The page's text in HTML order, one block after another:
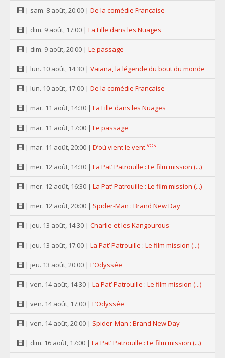
| sam. 8 août, 20:00 | De la comédie Française
| dim. 9 août, 17:00 | La Fille dans les Nuages
| dim. 9 août, 20:00 | Le passage
| lun. 10 août, 14:30 | Vaiana, la légende du bout du monde
| lun. 10 août, 17:00 | De la comédie Française
| mar. 11 août, 14:30 | La Fille dans les Nuages
| mar. 11 août, 17:00 | Le passage
| mar. 11 août, 20:00 | D’où vient le vent VOST
| mer. 12 août, 14:30 | La Pat’ Patrouille : Le film mission (...)
| mer. 12 août, 16:30 | La Pat’ Patrouille : Le film mission (...)
| mer. 12 août, 20:00 | Spider-Man : Brand New Day
| jeu. 13 août, 14:30 | Charlie et les Kangourous
| jeu. 13 août, 17:00 | La Pat’ Patrouille : Le film mission (...)
| jeu. 13 août, 20:00 | L’Odyssée
| ven. 14 août, 14:30 | La Pat’ Patrouille : Le film mission (...)
| ven. 14 août, 17:00 | L’Odyssée
| ven. 14 août, 20:00 | Spider-Man : Brand New Day
| dim. 16 août, 17:00 | La Pat’ Patrouille : Le film mission (...)